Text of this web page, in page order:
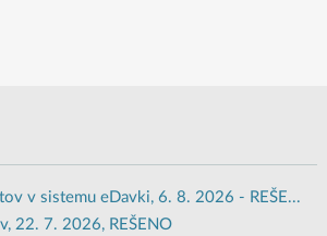
v sistemu eDavki, 6. 8. 2026 - REŠE...
22. 7. 2026, REŠENO